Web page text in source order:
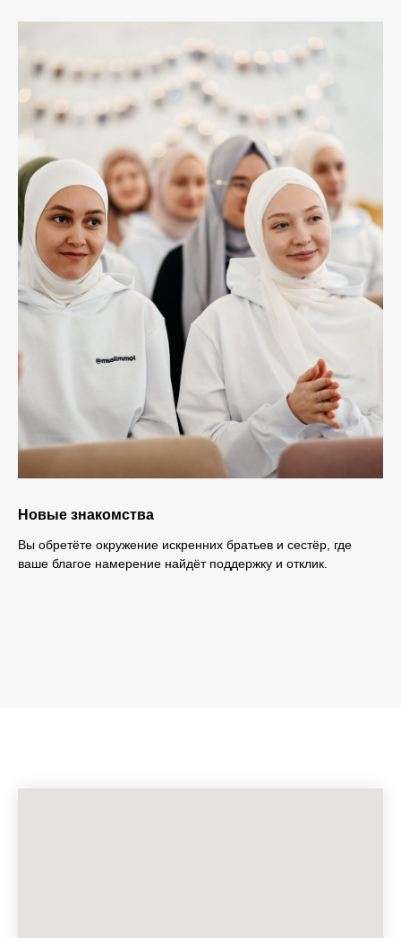
Новые знакомства
Вы обретёте окружение искренних братьев и сестёр, где
ваше благое намерение найдёт поддержку и отклик.